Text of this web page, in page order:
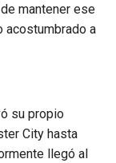
mantener ese
acostumbrado a
su propio
City hasta
llegó al